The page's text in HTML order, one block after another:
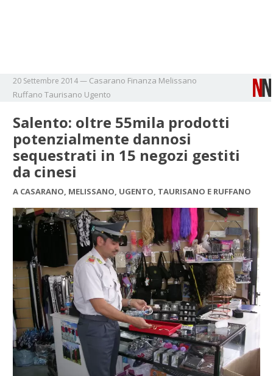
20 Settembre 2014— Casarano Finanza Melissano
Ruffano Taurisano Ugento
Salento: oltre 55mila prodotti
potenzialmente dannosi
sequestrati in 15 negozi gestiti
da cinesi
A CASARANO, MELISSANO, UGENTO, TAURISANO E RUFFANO